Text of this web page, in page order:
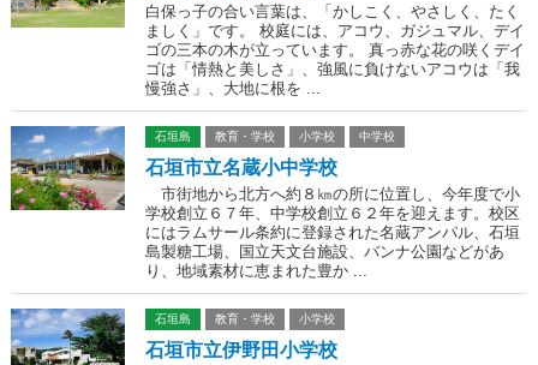
白保っ子の合い言葉は、「かしこく、やさしく、たく
ましく」です。 校庭には、アコウ、ガジュマル、デイ
ゴの三本の木が立っています。 真っ赤な花の咲くデイ
ゴは「情熱と美しさ」、強風に負けないアコウは「我
慢強さ」、大地に根を ...
石垣島 教育・学校 小学校 中学校
石垣市立名蔵小中学校
市街地から北方へ約８㎞の所に位置し、今年度で小
学校創立６７年、中学校創立６２年を迎えます。校区
にはラムサール条約に登録された名蔵アンパル、石垣
島製糖工場、国立天文台施設、バンナ公園などがあ
り、地域素材に恵まれた豊か ...
石垣島 教育・学校 小学校
石垣市立伊野田小学校